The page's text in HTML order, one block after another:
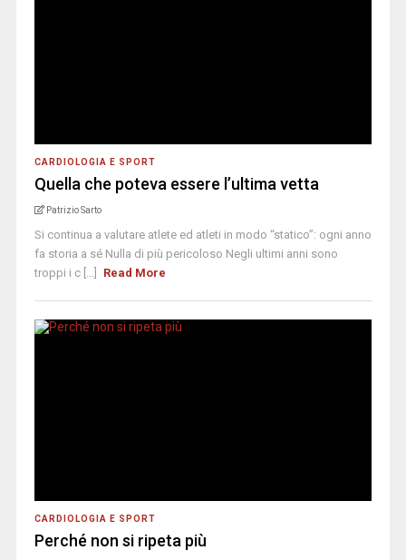
CARDIOLOGIA E SPORT
Quella che poteva essere l’ultima vetta
Patrizio Sarto
Si continua a valutare atlete ed atleti in modo “statico”: ogni anno
fa storia a sé Nulla di più pericoloso Negli ultimi anni sono
troppi i c [...]
Read More
CARDIOLOGIA E SPORT
Perché non si ripeta più